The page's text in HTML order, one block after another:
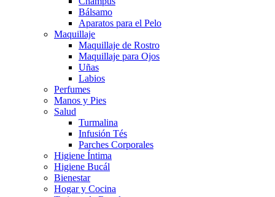
Bálsamo
Aparatos para el Pelo
Maquillaje
Maquillaje de Rostro
Maquillaje para Ojos
Uñas
Labios
Perfumes
Manos y Pies
Salud
Turmalina
Infusión Tés
Parches Corporales
Higiene Íntima
Higiene Bucál
Bienestar
Hogar y Cocina